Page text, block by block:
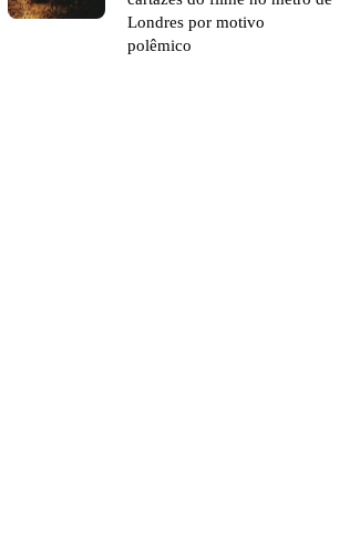
Londres por motivo
polêmico